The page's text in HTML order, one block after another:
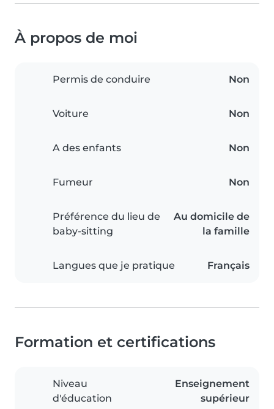
À propos de moi
Permis de conduire Non
Voiture Non
A des enfants Non
Fumeur Non
Préférence du lieu de
baby-sitting
Au domicile de
la famille
Langues que je pratique Français
Formation et certifications
Niveau
d'éducation
Enseignement
supérieur